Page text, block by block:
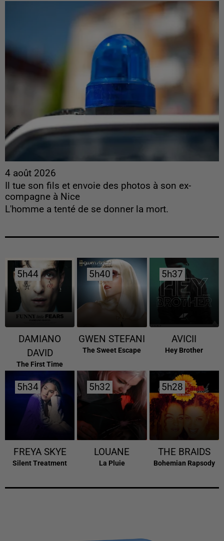
4 août 2026
Il tue son fils et envoie des photos à son ex-
compagne à Nice
L'homme a tenté de se donner la mort.
5h44
5h44
DAMIANO
DAVID
The First Time
5h40
5h40
GWEN STEFANI
The Sweet Escape
5h37
5h37
AVICII
Hey Brother
5h34
5h34
FREYA SKYE
Silent Treatment
5h32
5h32
LOUANE
La Pluie
5h28
5h28
THE BRAIDS
Bohemian Rapsody